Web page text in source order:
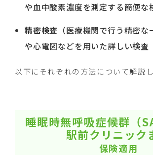
や血中酸素濃度を測定する簡便な
精密検査 （医療機関で行う精密
や心電図などを用いた詳しい検査
以下にそれぞれの方法について解説し
睡眠時無呼吸症候群（
駅前クリニック
保険適用